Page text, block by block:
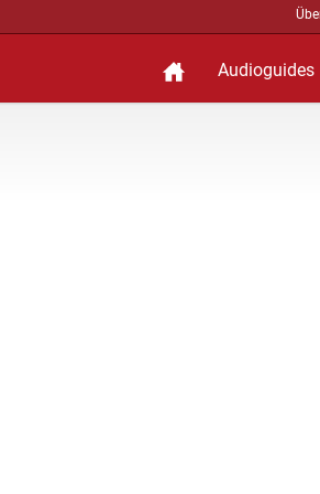
Audioguides